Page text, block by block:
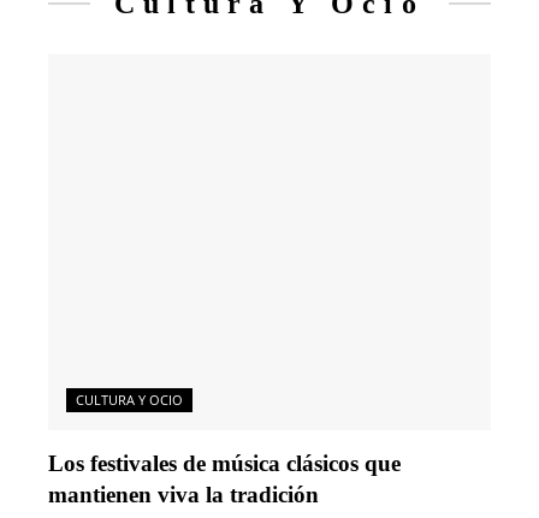
CULTURA Y OCIO
Los festivales de música clásicos que
mantienen viva la tradición